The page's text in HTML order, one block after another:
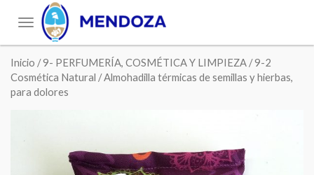
Toggle
navigation
Inicio /9- PERFUMERÍA, COSMÉTICA Y LIMPIEZA /9-2
Cosmética Natural / Almohadilla térmicas de semillas y hierbas,
para dolores